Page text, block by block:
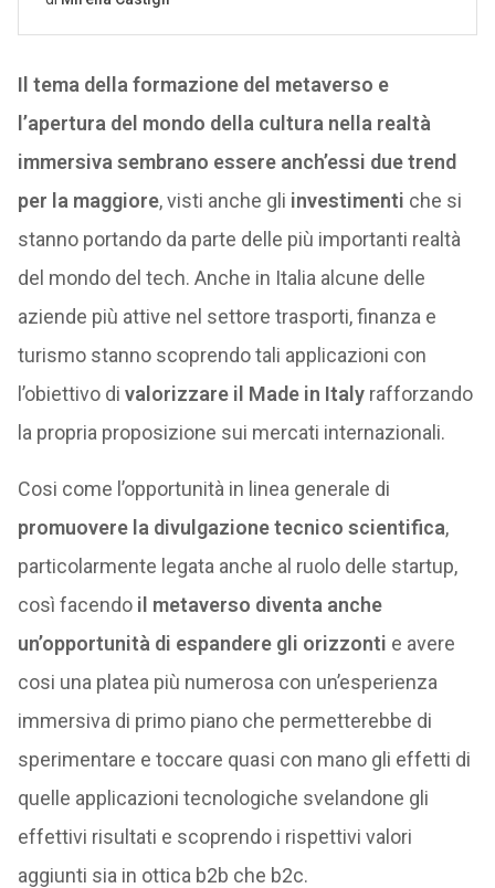
Il tema della formazione del metaverso e
l’apertura del mondo della cultura nella realtà
immersiva sembrano essere anch’essi due trend
per la maggiore, visti anche gli investimenti che si
stanno portando da parte delle più importanti realtà
del mondo del tech. Anche in Italia alcune delle
aziende più attive nel settore trasporti, finanza e
turismo stanno scoprendo tali applicazioni con
l’obiettivo di valorizzare il Made in Italyrafforzando
la propria proposizione sui mercati internazionali.
Cosi come l’opportunità in linea generale di
promuovere la divulgazione tecnico scientifica,
particolarmente legata anche al ruolo delle startup,
così facendo il metaverso diventa anche
un’opportunità di espandere gli orizzonti e avere
cosi una platea più numerosa con un’esperienza
immersiva di primo piano che permetterebbe di
sperimentare e toccare quasi con mano gli effetti di
quelle applicazioni tecnologiche svelandone gli
effettivi risultati e scoprendo i rispettivi valori
aggiunti sia in ottica b2b che b2c.